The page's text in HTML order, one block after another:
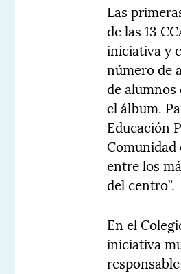
Las
de las 13
iniciativa y
número de
de
el álbum.
Educación
Comunidad
entre los
del centro”.
En el
iniciativa